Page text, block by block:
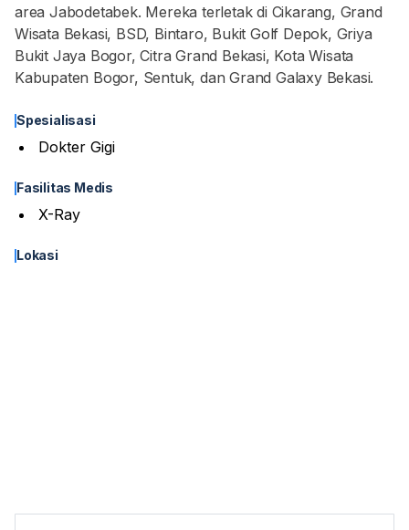
area Jabodetabek. Mereka terletak di Cikarang, Grand
Wisata Bekasi, BSD, Bintaro, Bukit Golf Depok, Griya
Bukit Jaya Bogor, Citra Grand Bekasi, Kota Wisata
Kabupaten Bogor, Sentuk, dan Grand Galaxy Bekasi.
Spesialisasi
Dokter Gigi
Fasilitas Medis
X-Ray
Lokasi